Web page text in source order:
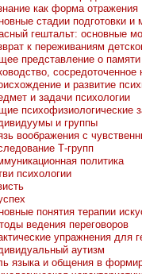
как форма отражения
стадии подготовки и
гештальт: основные
к переживаниям
представление о памяти
сосредоточенное
и развитие
и задачи психологии
психофизиологические
и группы
воображения с
Т-групп
политика
психологии
понятия терапии
ведения переговоров
упражнения для
аутизм
языка и общения в